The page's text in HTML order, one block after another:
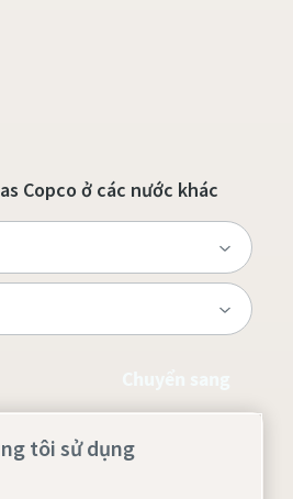
Copco ở các nước khác
tôi sử dụng